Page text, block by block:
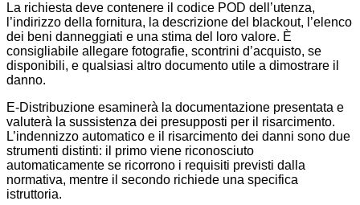
La richiesta deve contenere il codice POD dell’utenza,
l’indirizzo della fornitura, la descrizione del blackout, l’elenco
dei beni danneggiati e una stima del loro valore. È
consigliabile allegare fotografie, scontrini d’acquisto, se
disponibili, e qualsiasi altro documento utile a dimostrare il
danno.
E-Distribuzione esaminerà la documentazione presentata e
valuterà la sussistenza dei presupposti per il risarcimento.
L’indennizzo automatico e il risarcimento dei danni sono due
strumenti distinti: il primo viene riconosciuto
automaticamente se ricorrono i requisiti previsti dalla
normativa, mentre il secondo richiede una specifica
istruttoria.